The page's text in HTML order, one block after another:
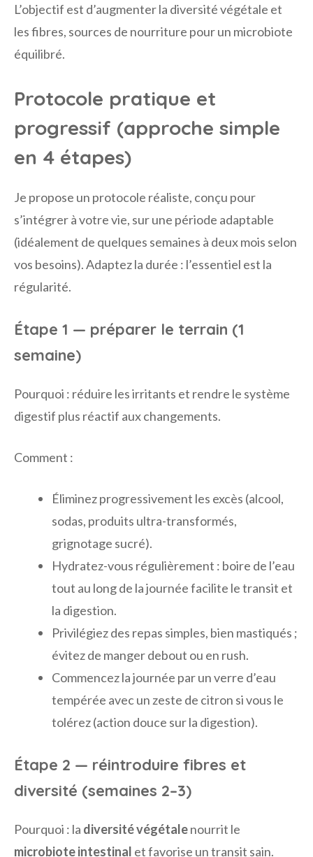
L’objectif est d’augmenter la diversité végétale et
les fibres, sources de nourriture pour un microbiote
équilibré.
Protocole pratique et
progressif (approche simple
en 4 étapes)
Je propose un protocole réaliste, conçu pour
s’intégrer à votre vie, sur une période adaptable
(idéalement de quelques semaines à deux mois selon
vos besoins). Adaptez la durée : l’essentiel est la
régularité.
Étape 1 — préparer le terrain (1
semaine)
Pourquoi : réduire les irritants et rendre le système
digestif plus réactif aux changements.
Comment :
Éliminez progressivement les excès (alcool,
sodas, produits ultra-transformés,
grignotage sucré).
Hydratez-vous régulièrement : boire de l’eau
tout au long de la journée facilite le transit et
la digestion.
Privilégiez des repas simples, bien mastiqués ;
évitez de manger debout ou en rush.
Commencez la journée par un verre d’eau
tempérée avec un zeste de citron si vous le
tolérez (action douce sur la digestion).
Étape 2 — réintroduire fibres et
diversité (semaines 2–3)
Pourquoi : la diversité végétalenourrit le
microbiote intestinal et favorise un transit sain.